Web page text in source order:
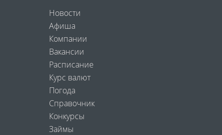
Новости
Афиша
Компании
Вакансии
Расписание
Курс валют
Погода
Справочник
Конкурсы
Займы